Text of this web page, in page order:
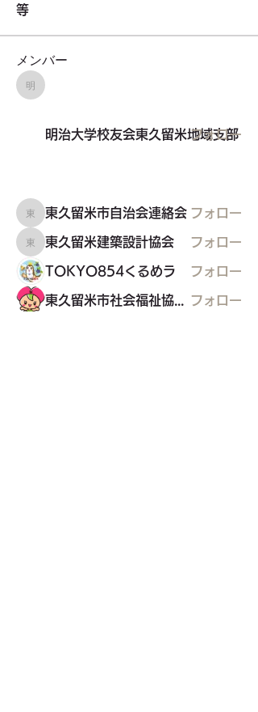
等
メンバー
明治大学校友会東久留米地域支部
明治大学校友会東久留米地域支部
フォロー
東久留米市自治会連絡会
東久留米市自治会連絡会 フォロー
東久留米建築設計協会
東久留米建築設計協会 フォロー
TOKYO854くるめラ フォロー
フォロー